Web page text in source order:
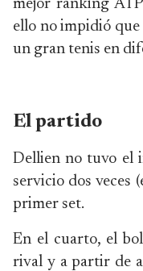
mejor ranking
ello no impidió
un gran tenis en
El partido
Dellien no tuvo el
servicio dos veces
primer set.
En el cuarto, el
rival y a partir de